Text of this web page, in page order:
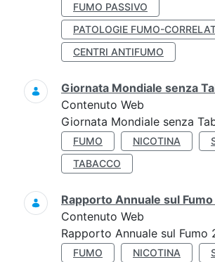
FUMO PASSIVO
PATOLOGIE FUMO-
CENTRI ANTIFUMO
Giornata Mondiale senza
Contenuto Web
Giornata Mondiale senza
FUMO NICOTINA
TABACCO
Rapporto Annuale sul
Contenuto Web
Rapporto Annuale sul Fumo
FUMO NICOTINA